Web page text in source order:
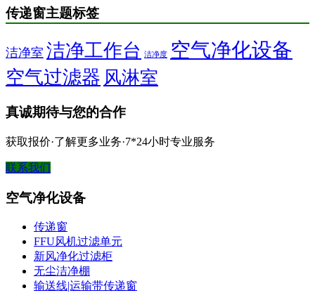
传递窗主题标签
洁净室 洁净工作台 洁净度 空气净化设备
空气过滤器 风淋室
真诚期待与您的合作
获取报价·了解更多业务·7*24小时专业服务
联系我们
空气净化设备
传递窗
FFU风机过滤单元
新风净化过滤柜
无尘洁净棚
输送线|运输带传递窗